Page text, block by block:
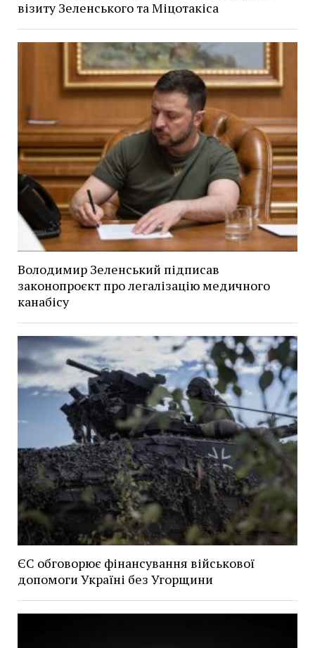
візиту Зеленського та Міцотакіса
Володимир Зеленський підписав
законопроєкт про легалізацію медичного
канабісу
ЄС обговорює фінансування військової
допомоги Україні без Угорщини